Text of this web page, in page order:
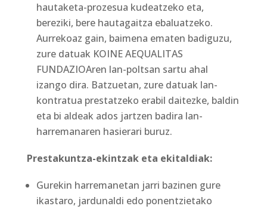
hautaketa-prozesua kudeatzeko eta,
bereziki, bere hautagaitza ebaluatzeko.
Aurrekoaz gain, baimena ematen badiguzu,
zure datuak KOINE AEQUALITAS
FUNDAZIOAren lan-poltsan sartu ahal
izango dira. Batzuetan, zure datuak lan-
kontratua prestatzeko erabil daitezke, baldin
eta bi aldeak ados jartzen badira lan-
harremanaren hasierari buruz.
Prestakuntza-ekintzak eta ekitaldiak:
Gurekin harremanetan jarri bazinen gure
ikastaro, jardunaldi edo ponentzietako